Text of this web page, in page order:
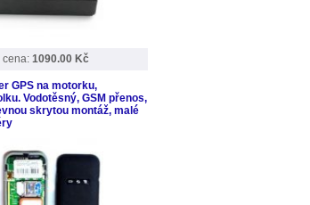
cena: 1090.00 Kč
GPS na motorku,
Vodotěsný, GSM přenos,
skrytou montáž, malé